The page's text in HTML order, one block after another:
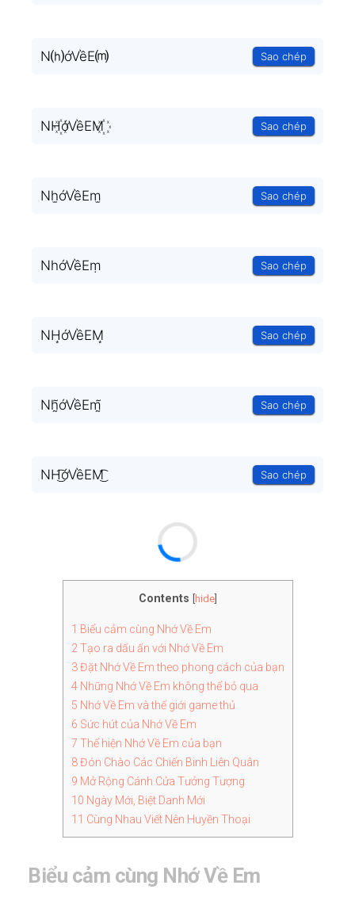
N⒣ớVềE⒨ Sao chép
NH꙰ớVềEM꙰ Sao chép
Nh̫ớVềEm̫ Sao chép
NһớVềEṃ Sao chép
NH͙ớVềEM͙ Sao chép
Nh̰̃ớVềEm̰̃ Sao chép
NH͜͡ớVềEM͜͡ Sao chép
Contents hide]
1 Biểu cảm cùng Nhớ Về Em
2Tạo ra dấu ấn với Nhớ Về Em
3Đặt Nhớ Về Em theo phong cách của bạn
4Những Nhớ Về Em không thể bỏ qua
5 Nhớ Về Em và thế giới game thủ
6 Sức hút của Nhớ Về Em
7 Thể hiện Nhớ Về Em của bạn
8Đón Chào Các Chiến Binh Liên Quân
9 Mở Rộng Cánh Cửa Tưởng Tượng
10 Ngày Mới, Biệt Danh Mới
11 Cùng Nhau Viết Nên Huyền Thoại
Biểu cảm cùng Nhớ Về Em